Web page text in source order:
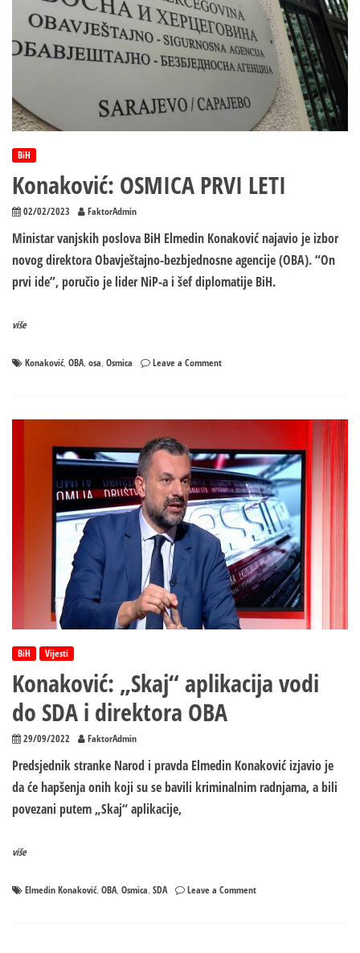
BiH
Konaković: OSMICA PRVI LETI
02/02/2023 FaktorAdmin
Ministar vanjskih poslova BiH Elmedin Konaković najavio je izbor
novog direktora Obavještajno-bezbjednosne agencije (OBA). “On
prvi ide”, poručio je lider NiP-a i šef diplomatije BiH.
više
Konaković, OBA, osa, Osmica Leave a Commenton
BiH Vijesti
Konaković: „Skaj“ aplikacija vodi
do SDA i direktora OBA
29/09/2022 FaktorAdmin
Predsjednik stranke Narod i pravda Elmedin Konaković izjavio je
da će hapšenja onih koji su se bavili kriminalnim radnjama, a bili
povezani putem „Skaj“ aplikacije,
više
Elmedin Konaković, OBA, Osmica, SDA Leave a Commenton